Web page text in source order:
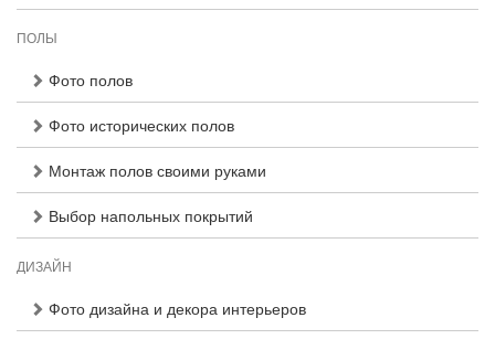
ПОЛЫ
Фото полов
Фото исторических полов
Монтаж полов своими руками
Выбор напольных покрытий
ДИЗАЙН
Фото дизайна и декора интерьеров